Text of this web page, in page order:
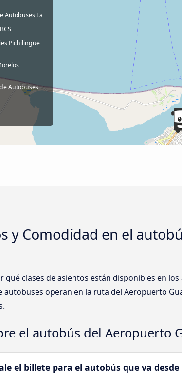
Autobuses La
Pichilingue
Autobuses
y Comodidad en el
qué clases de asientos están disponibles en
autobuses operan en la ruta del Aeropuerto
el autobús del Aeropuerto
el billete para el autobús que va desde